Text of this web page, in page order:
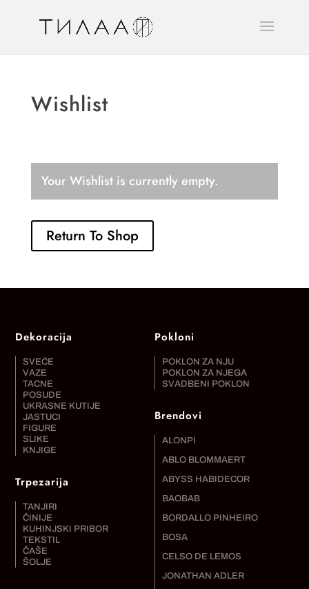
Wishlist
Your Wishlist is currently empty.
Return To Shop
Dekoracija
SVEĆE
VAZE
TACNE
POSUDE
UKRASNE KUTIJE
JASTUCI
FIGURE
SLIKE
KNJIGE
Trpezarija
TANJIRI
ČINIJE
KUHINJSKI PRIBOR
TEKSTIL
ČAŠE
ŠOLJE
Pokloni
POKLON ZA NJU
POKLON ZA NJEGA
SVADBENI POKLON
Brendovi
ALONPI
ABLO BLOMMAERT
ABYSS HABIDECOR
BAOBAB
BORDALLO PINHEIRO
BOSA
CELSO DE LEMOS
JONATHAN ADLER